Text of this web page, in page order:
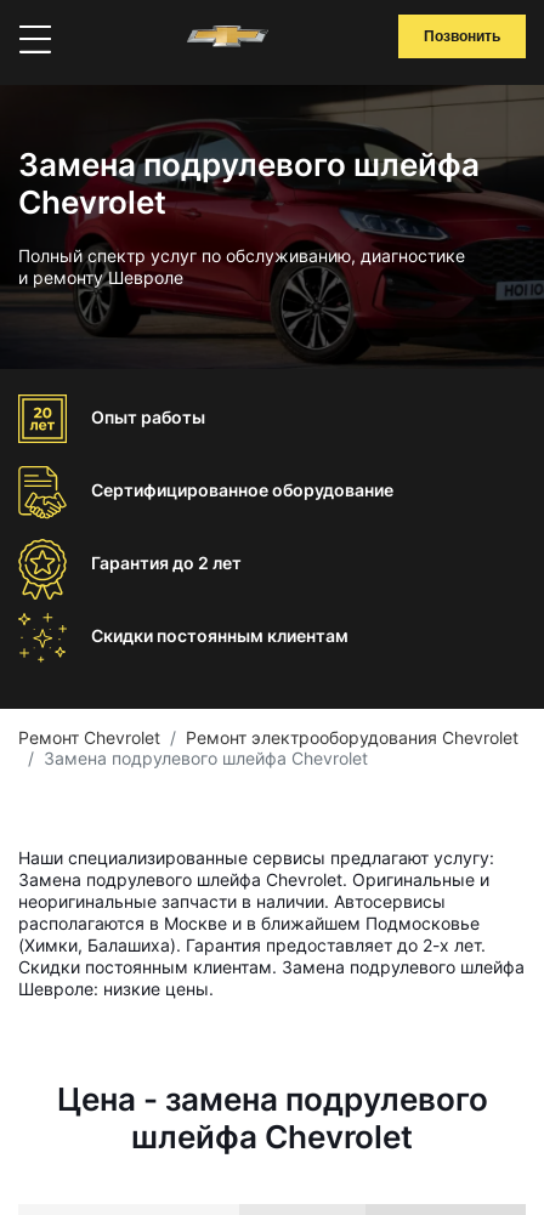
Позвонить
Замена подрулевого шлейфа
Chevrolet
Полный спектр услуг по обслуживанию, диагностике
и ремонту Шевроле
Опыт работы
Сертифицированноеоборудование
Гарантиядо 2 лет
Скидки постоянным клиентам
Ремонт Chevrolet
Ремонт электрооборудования Chevrolet
Замена подрулевого шлейфа Chevrolet
Наши специализированные сервисы предлагают услугу:
Замена подрулевого шлейфа Chevrolet. Оригинальные и
неоригинальные запчасти в наличии. Автосервисы
располагаются в Москве и в ближайшем Подмосковье
(Химки, Балашиха). Гарантия предоставляет до 2-х лет.
Скидки постоянным клиентам. Замена подрулевого шлейфа
Шевроле: низкие цены.
Цена - замена подрулевого
шлейфа Chevrolet